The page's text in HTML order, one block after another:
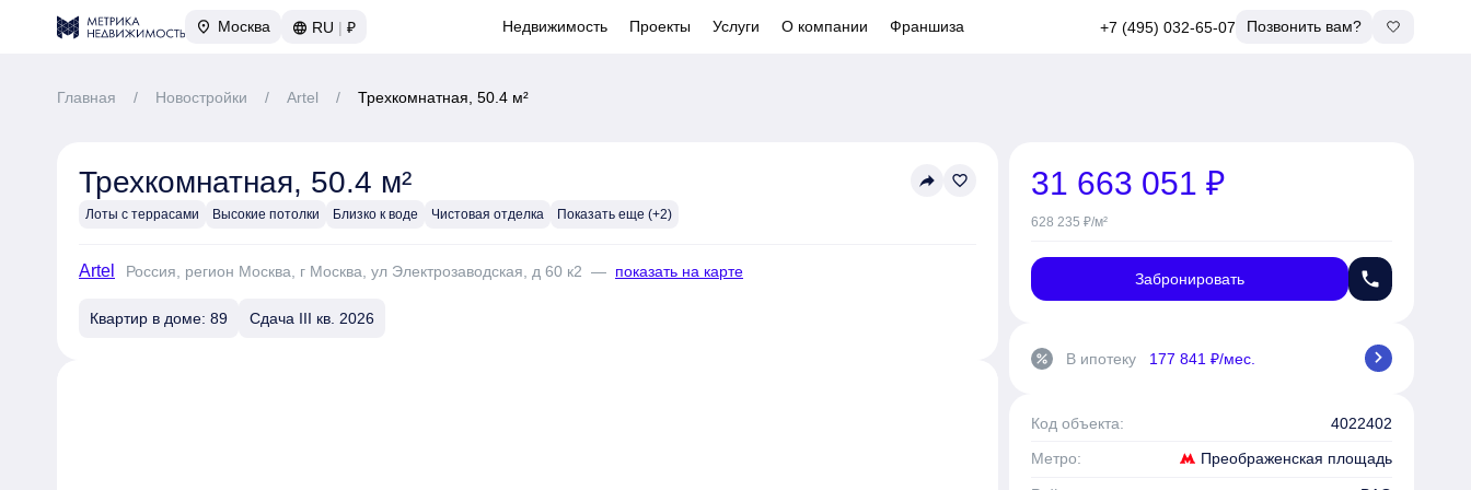
Москва RU | ₽ Недвижимость Проекты Услуги О компании Франшиза +7 (495) 032-65-07 Позвонить вам?
Главная / Новостройки / Artel / Трехкомнатная, 50.4 м²
Трехкомнатная, 50.4 м²
Лоты с террасами Высокие потолки Близко к воде Чистовая отделка Показать еще (+2)
reply favorite_border
Artel Россия, регион Москва, г Москва, ул Электрозаводская, д 60 к2 — показать на карте
Квартир в доме: 89 Сдача III кв. 2026
31 663 051 ₽
628 235 ₽/м²
Забронировать phone
percent В ипотеку 177 841 ₽/мес. chevron_right
Код объекта: 4022402
Метро: Преображенская площадь